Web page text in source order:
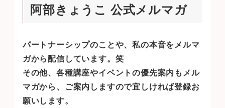
阿部きょうこ 公式メルマガ
パートナーシップのことや、私の本音をメルマ
ガから配信しています。笑
その他、各種講座やイベントの優先案内もメル
マガから、ご案内しますので宜しければ登録お
願いします。